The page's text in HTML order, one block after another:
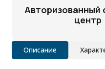
Авторизованный
центр
Описание